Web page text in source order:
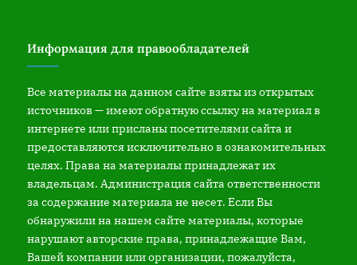
Информация для правообладателей
Все материалы на данном сайте взяты из открытых
источников — имеют обратную ссылку на материал в
интернете или присланы посетителями сайта и
предоставляются исключительно в ознакомительных
целях. Права на материалы принадлежат их
владельцам. Администрация сайта ответственности
за содержание материала не несет. Если Вы
обнаружили на нашем сайте материалы, которые
нарушают авторские права, принадлежащие Вам,
Вашей компании или организации, пожалуйста,